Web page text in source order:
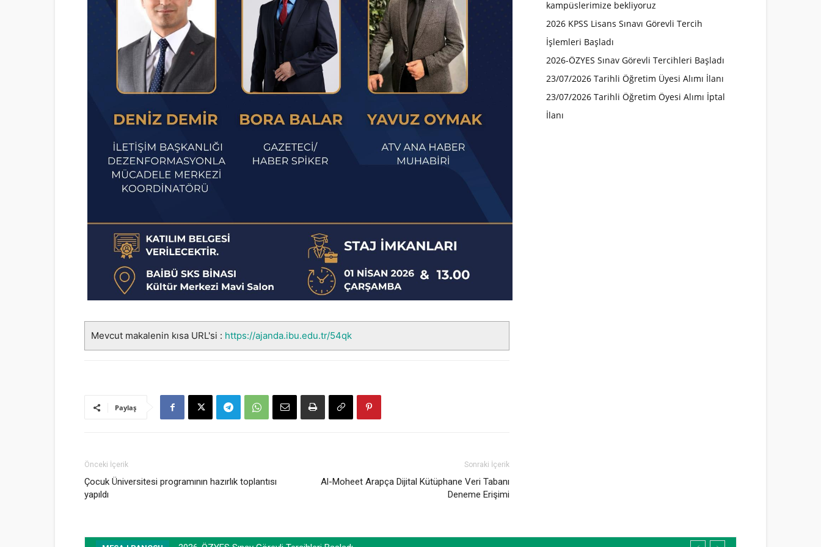
Mevcut makalenin kısa URL'si : https://ajanda.ibu.edu.tr/54qk
Paylaş
Önceki İçerik
Çocuk Üniversitesi programının hazırlık toplantısı
yapıldı
Sonraki İçerik
Al-Moheet Arapça Dijital Kütüphane Veri Tabanı
Deneme Erişimi
kampüslerimize bekliyoruz
2026 KPSS Lisans Sınavı Görevli Tercih
İşlemleri Başladı
2026-ÖZYES Sınav Görevli Tercihleri Başladı
23/07/2026 Tarihli Öğretim Üyesi Alımı İlanı
23/07/2026 Tarihli Öğretim Öyesi Alımı İptal
İlanı